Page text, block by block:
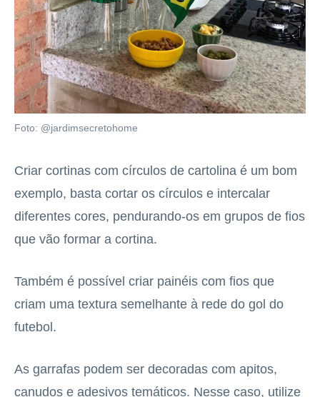
Foto: @jardimsecretohome
Criar cortinas com círculos de cartolina é um bom
exemplo, basta cortar os círculos e intercalar
diferentes cores, pendurando-os em grupos de fios
que vão formar a cortina.
Também é possível criar painéis com fios que
criam uma textura semelhante à rede do gol do
futebol.
As garrafas podem ser decoradas com apitos,
canudos e adesivos temáticos. Nesse caso, utilize